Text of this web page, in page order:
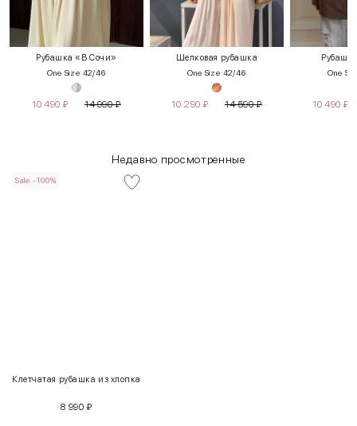
Рубашка «В Сочи»
One Size 42/46
10 490 ₽ 14 990₽
Шелковая рубашка
One Size 42/46
10 290 ₽ 14 590₽
One
10 490 ₽
Недавно просмотренные
Sale -100%
Клетчатая рубашка из хлопка
8 990 ₽
S 42-44